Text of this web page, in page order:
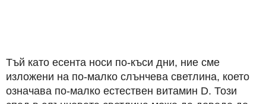
Тъй като есента носи по-къси дни, ние сме
изложени на по-малко слънчева светлина, което
означава по-малко естествен витамин D. Този